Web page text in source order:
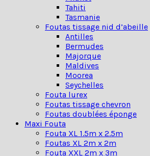
Tahiti
Tasmanie
Foutas tissage nid d’abeille
Antilles
Bermudes
Majorque
Maldives
Moorea
Seychelles
Fouta lurex
Foutas tissage chevron
Foutas doublées éponge
Maxi Fouta
Fouta XL 1.5m x 2.5m
Foutas XL 2m x 2m
Fouta XXL 2m x 3m